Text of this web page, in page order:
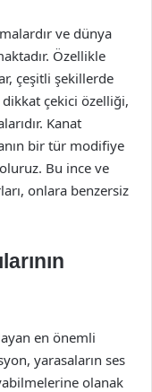
ve dünya
Özellikle
çeşitli şekillerde
dikkat çekici özelliği,
Kanat
bir tür modifiye
Bu ince ve
onlara benzersiz
en önemli
yarasaların ses
olanak